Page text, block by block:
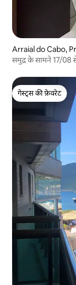
Arraial do Cabo,
समुद्र के सामने 17/08
गेस्ट्स की फ़ेवरेट
गेस्ट्स की फ़ेवरेट